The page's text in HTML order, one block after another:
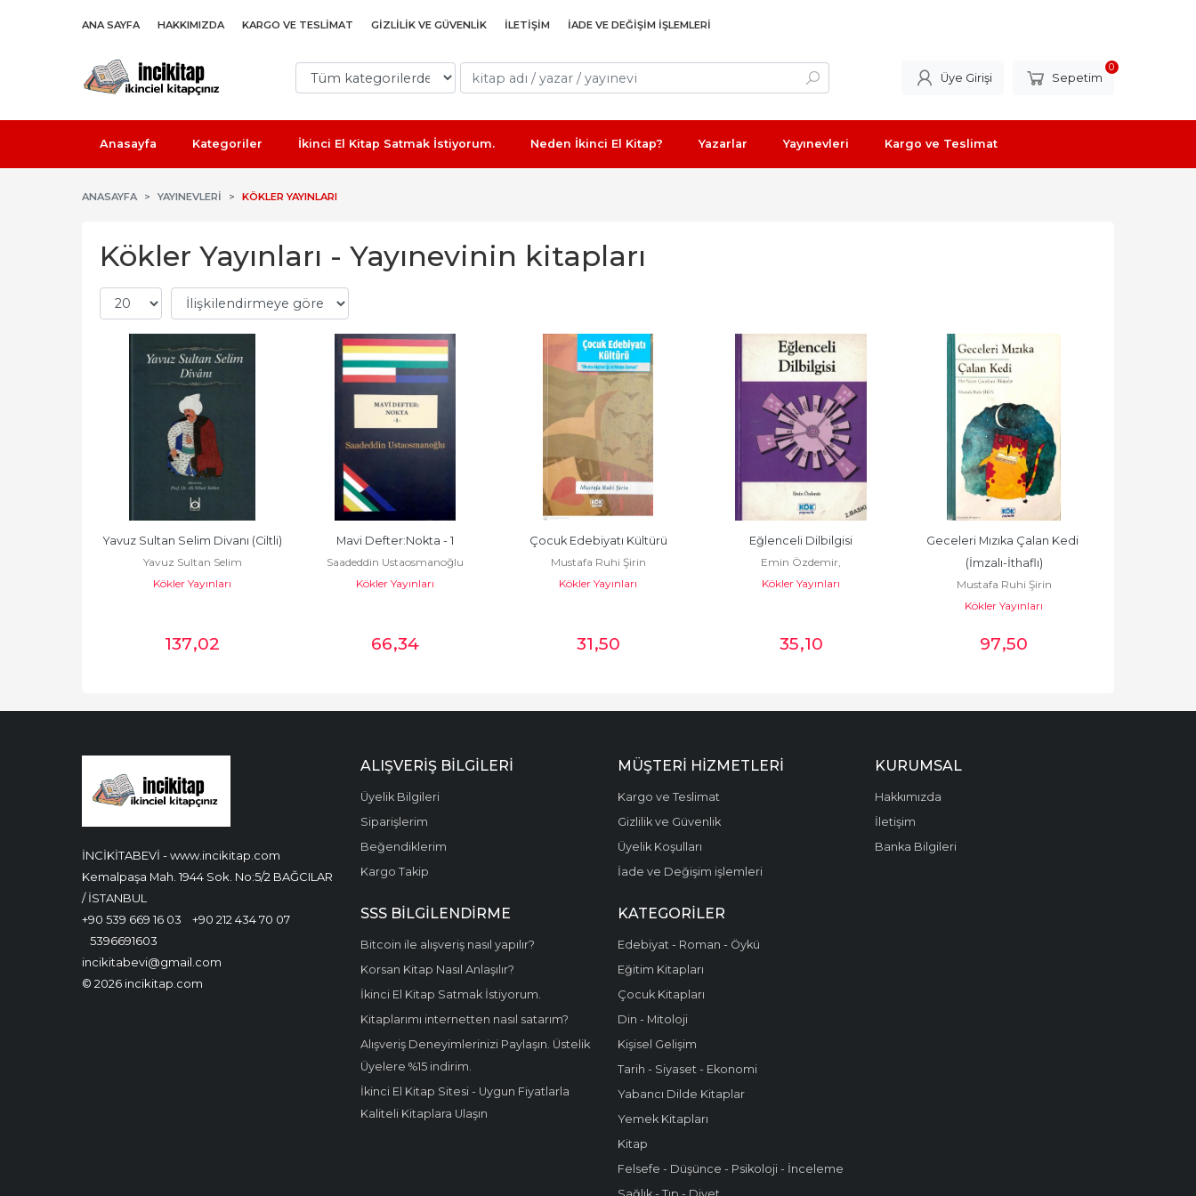
ANA SAYFA HAKKIMIZDA KARGO VE TESLIMAT GIZLILIK VE GÜVENLIK İLETIŞIM İADE VE DEĞIŞIM IŞLEMLERI
Üye Girişi Sepetim
0
Anasayfa Kategoriler İkinci El Kitap Satmak İstiyorum. Neden İkinci El Kitap? Yazarlar Yayınevleri Kargo ve Teslimat
ANASAYFA YAYINEVLERI KÖKLER YAYINLARI
Kökler Yayınları - Yayınevinin kitapları
Yavuz Sultan Selim Divanı (Ciltli)
Yavuz Sultan Selim
Kökler Yayınları
137,02
Mavi Defter:Nokta - 1
Saadeddin Ustaosmanoğlu
Kökler Yayınları
66,34
Çocuk Edebiyatı Kültürü
Mustafa Ruhi Şirin
Kökler Yayınları
31,50
Eğlenceli Dilbilgisi
Emin Özdemir,
Kökler Yayınları
35,10
Geceleri Mızıka Çalan Kedi
(İmzalı-İthaflı)
Mustafa Ruhi Şirin
Kökler Yayınları
97,50
İNCİKİTABEVİ - www.incikitap.com
Kemalpaşa Mah. 1944 Sok. No:5/2 BAĞCILAR
/ İSTANBUL
+90 539 669 16 03
+90 212 434 70 07
5396691603
incikitabevi@gmail.com
© 2026 incikitap.com
ALIŞVERİŞ BİLGİLERİ
Üyelik Bilgileri
Siparişlerim
Beğendiklerim
Kargo Takip
MÜŞTERİ HİZMETLERİ
Kargo ve Teslimat
Gizlilik ve Güvenlik
Üyelik Koşulları
İade ve Değişim işlemleri
KURUMSAL
Hakkımızda
İletişim
Banka Bilgileri
SSS BİLGİLENDİRME
Bitcoin ile alışveriş nasıl yapılır?
Korsan Kitap Nasıl Anlaşılır?
İkinci El Kitap Satmak İstiyorum.
Kitaplarımı internetten nasıl satarım?
Alışveriş Deneyimlerinizi Paylaşın. Üstelik
Üyelere %15 indirim.
İkinci El Kitap Sitesi - Uygun Fiyatlarla
Kaliteli Kitaplara Ulaşın
KATEGORILER
Edebiyat - Roman - Öykü
Eğitim Kitapları
Çocuk Kitapları
Din - Mitoloji
Kişisel Gelişim
Tarih - Siyaset - Ekonomi
Yabancı Dilde Kitaplar
Yemek Kitapları
Kitap
Felsefe - Düşünce - Psikoloji - İnceleme